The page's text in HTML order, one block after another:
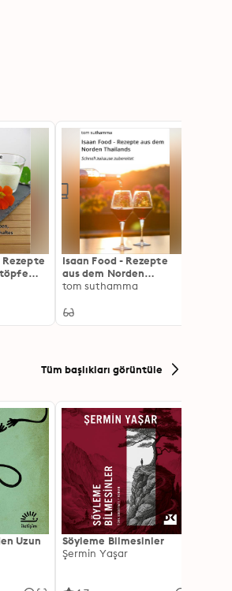
Rezepte
Isaan Food - Rezepte
aus dem Norden
Thailands: Schnell
tom suthamma
Tüm başlıkları görüntüle
Uzun
Söyleme Bilmesinler
Şermin Yaşar